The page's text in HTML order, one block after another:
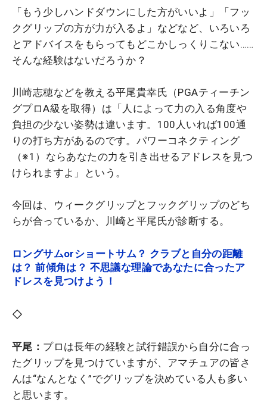
「もう少しハンドダウンにした方がいいよ」「フッ
クグリップの方が力が入るよ」などなど、いろいろ
とアドバイスをもらってもどこかしっくりこない……
そんな経験はないだろうか？
川崎志穂などを教える平尾貴幸氏（PGAティーチン
グプロA級を取得）は「人によって力の入る角度や
負担の少ない姿勢は違います。100人いれば100通
りの打ち方があるのです。パワーコネクティング
（※1）ならあなたの力を引き出せるアドレスを見つ
けられますよ」という。
今回は、ウィークグリップとフックグリップのどち
らが合っているか、川崎と平尾氏が診断する。
ロングサムorショートサム？ クラブと自分の距離
は？ 前傾角は？ 不思議な理論であなたに合ったア
ドレスを見つけよう！
◇
平尾： プロは長年の経験と試行錯誤から自分に合っ
たグリップを見つけていますが、アマチュアの皆さ
んは“なんとなく”でグリップを決めている人も多い
と思います。